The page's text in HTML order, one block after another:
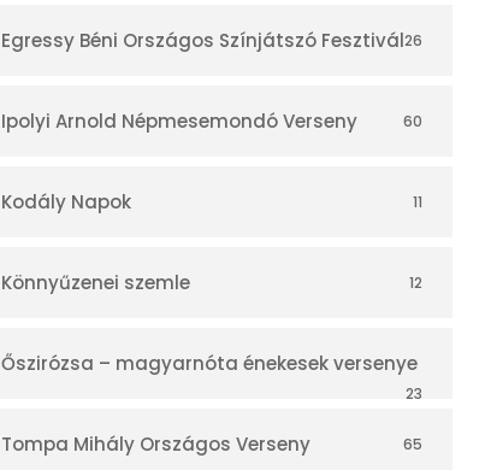
Egressy Béni Országos Színjátszó Fesztivál26
Ipolyi Arnold Népmesemondó Verseny 60
Kodály Napok 11
Könnyűzenei szemle 12
Őszirózsa – magyarnóta énekesek versenye
23
Tompa Mihály Országos Verseny 65